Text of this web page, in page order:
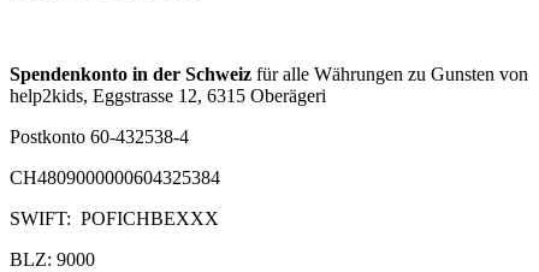
Spendenkonto in der Schweiz für alle Währungen zu Gunsten von
help2kids, Eggstrasse 12, 6315 Oberägeri
Postkonto 60-432538-4
CH4809000000604325384
SWIFT: POFICHBEXXX
BLZ: 9000